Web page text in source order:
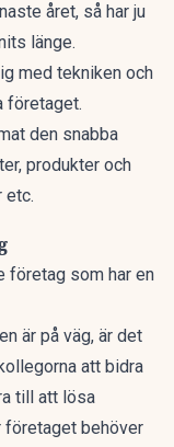
året, så har ju
länge.
med tekniken och
företaget.
den snabba
produkter och
etc.
företag som har en
är på väg, är det
att bidra
till att lösa
företaget behöver